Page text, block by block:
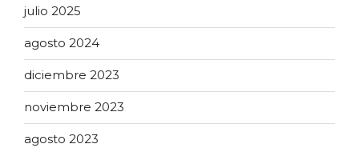
julio 2025
agosto 2024
diciembre 2023
noviembre 2023
agosto 2023